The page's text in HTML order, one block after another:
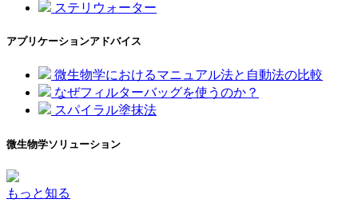
ステリウォーター
アプリケーションアドバイス
微生物学におけるマニュアル法と自動法の比較
なぜフィルターバッグを使うのか？
スパイラル塗抹法
微生物学ソリューション
もっと知る